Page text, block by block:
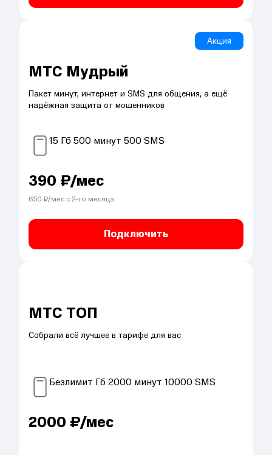
Акция
МТС Мудрый
Пакет минут, интернет и SMS для общения, а ещё
надёжная защита от мошенников
15 Гб 500 минут 500SMS
390 ₽/мес
650 ₽/мес с 2-го месяца
Подключить
МТС ТОП
Собрали всё лучшее в тарифе для вас
Безлимит Гб 2000 минут 10000SMS
2000 ₽/мес